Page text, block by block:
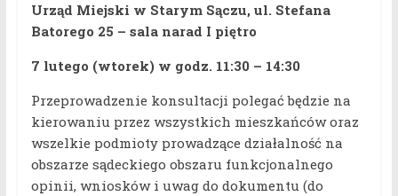
Urząd Miejski w Starym Sączu, ul. Stefana
Batorego 25 – sala narad I piętro
7 lutego (wtorek) w godz. 11:30 – 14:30
Przeprowadzenie konsultacji polegać będzie na
kierowaniu przez wszystkich mieszkańców oraz
wszelkie podmioty prowadzące działalność na
obszarze sądeckiego obszaru funkcjonalnego
opinii, wniosków i uwag do dokumentu (do